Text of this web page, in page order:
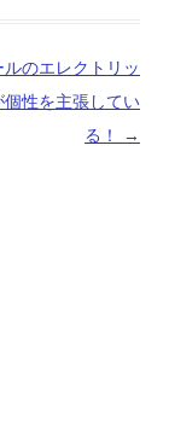
ルのエレクトリッ
個性を主張してい
る！
→